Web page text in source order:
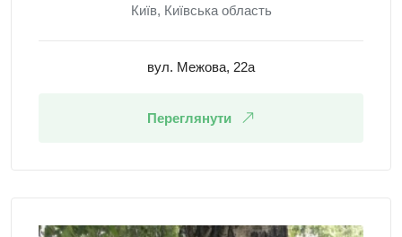
Київ, Київська область
вул. Межова, 22а
Переглянути